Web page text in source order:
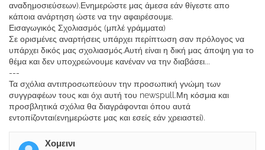
αναδημοσιεύσεων).Ενημερώστε μας άμεσα εάν θίγεστε απο
κάποια ανάρτηση ώστε να την αφαιρέσουμε.
Εισαγωγικός Σχολιασμός (μπλέ γράμματα)
Σε ορισμένες αναρτήσεις υπάρχει περίπτωση σαν πρόλογος να
υπάρχει δικός μας σχολιασμός.Αυτή είναι η δική μας άποψη για το
θέμα και δεν υποχρεώνουμε κανέναν να την διαβάσει...
---
Τα σχόλια αντιπροσωπεύουν την προσωπική γνώμη των
συγγραφέων τους και όχι αυτή του newspull.Μη κόσμια και
προσβλητικά σχόλια θα διαγράφονται όπου αυτά
εντοπίζονται(ενημερώστε μας και εσείς εάν χρειαστεί).
Χομεινι